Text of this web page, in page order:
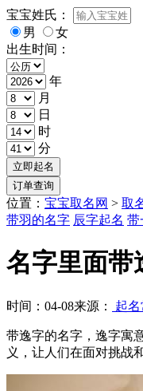
宝宝姓氏：
男
女
出生时间：
年
月
日
时
分
位置： 宝宝取名网 > 取
带羽的名字 辰字起名 带
名字里面带
时间：04-08来源： 起
带逸字的名字，逸字寓
义，让人们在面对挑战